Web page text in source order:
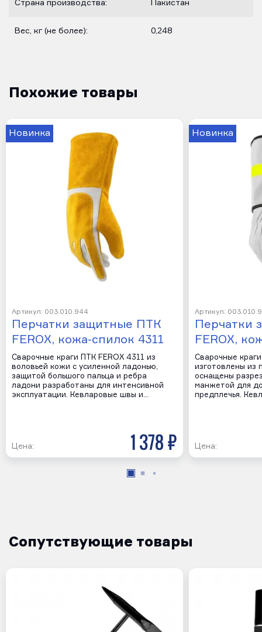
Страна производства: Пакистан
Вес, кг (не более): 0,248
Похожие товары
Новинка
Артикул: 003.010.944
Перчатки защитные ПТК
FEROX, кожа-спилок 4311
Сварочные краги ПТК FEROX 4311 из
воловьей кожи с усиленной ладонью,
защитой большого пальца и ребра
ладони разработаны для интенсивной
эксплуатации. Кевларовые швы и…
Цена: 1 378 р
Новинка
Артикул:
Перчатки
FEROX,
Сварочные
изготовлены из
оснащены
манжетой для
предплечья.
Цена:
Сопутствующие товары